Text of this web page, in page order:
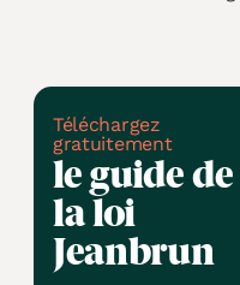
Téléchargez
gratuitement
le guide de
la loi
Jeanbrun